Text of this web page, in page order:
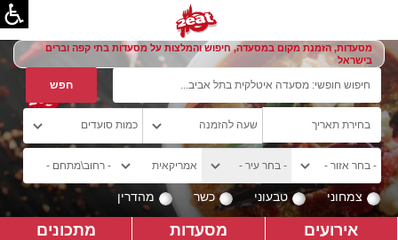
מסעדות, הזמנת מקום במסעדה, חיפוש והמלצות על מסעדות בתי קפה וברים
בישראל
צמחוני טבעוני כשר מהדרין
אירועים מסעדות מתכונים